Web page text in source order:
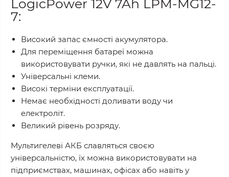
LogicPower 12V 7Ah LPM-MG12-
7:
Високий запас ємності акумулятора.
Для переміщення батареї можна
використовувати ручки, які не давлять на пальці.
Універсальні клеми.
Високі терміни експлуатації.
Немає необхідності доливати воду чи
електроліт.
Великий рівень розряду.
Мультигелеві АКБ славляться своєю
універсальністю, їх можна використовувати на
підприємствах, машинах, офісах або навіть у